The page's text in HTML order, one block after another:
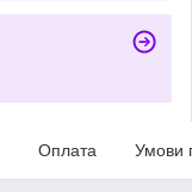
Оплата Умови